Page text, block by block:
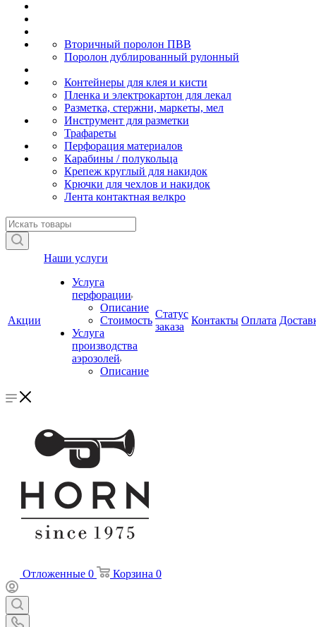
Вторичный поролон ПВВ
Поролон дублированный рулонный
Контейнеры для клея и кисти
Пленка и электрокартон для лекал
Разметка, стержни, маркеты, мел
Инструмент для разметки
Трафареты
Перфорация материалов
Карабины / полукольца
Крепеж круглый для накидок
Крючки для чехлов и накидок
Лента контактная велкро
Акции
Наши услуги
Услуга
перфорации
Описание
Стоимость
Услуга
производства
аэрозолей
Описание
Статус
заказа
Контакты Оплата
Отложенные 0 Корзина 0